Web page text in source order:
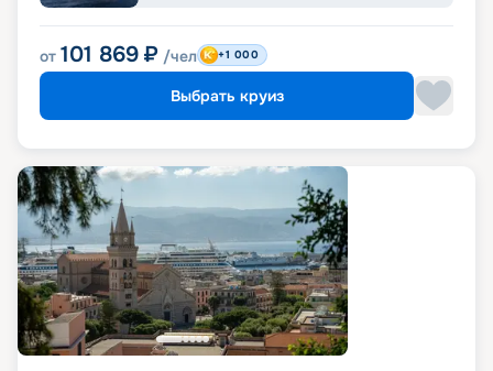
от 101 869 ₽ /чел +1 000
Выбрать круиз